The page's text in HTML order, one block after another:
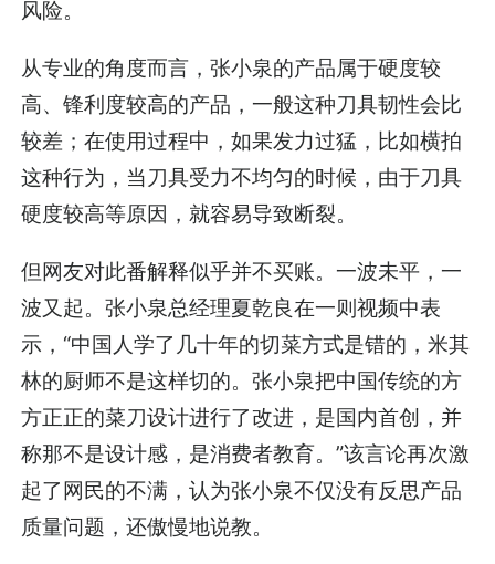
风险。
从专业的角度而言，张小泉的产品属于硬度较
高、锋利度较高的产品，一般这种刀具韧性会比
较差；在使用过程中，如果发力过猛，比如横拍
这种行为，当刀具受力不均匀的时候，由于刀具
硬度较高等原因，就容易导致断裂。
但网友对此番解释似乎并不买账。一波未平，一
波又起。张小泉总经理夏乾良在一则视频中表
示，“中国人学了几十年的切菜方式是错的，米其
林的厨师不是这样切的。张小泉把中国传统的方
方正正的菜刀设计进行了改进，是国内首创，并
称那不是设计感，是消费者教育。”该言论再次激
起了网民的不满，认为张小泉不仅没有反思产品
质量问题，还傲慢地说教。